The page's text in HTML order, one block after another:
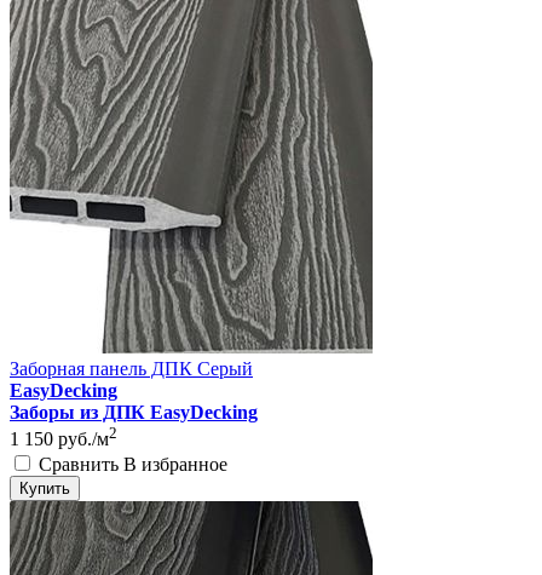
Заборная панель ДПК Серый
EasyDecking
Заборы из ДПК EasyDecking
1 150 руб./м2
Сравнить В избранное
Купить